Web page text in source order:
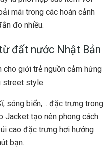
mái trong các hoàn cảnh
đo nhiều.
đất nước Nhật Bản
cho giới trẻ nguồn cảm hứng
street style.
sóng biển,… đặc trưng trong
Jacket tạo nên phong cách
cao đặc trưng hơi hướng
bạn.